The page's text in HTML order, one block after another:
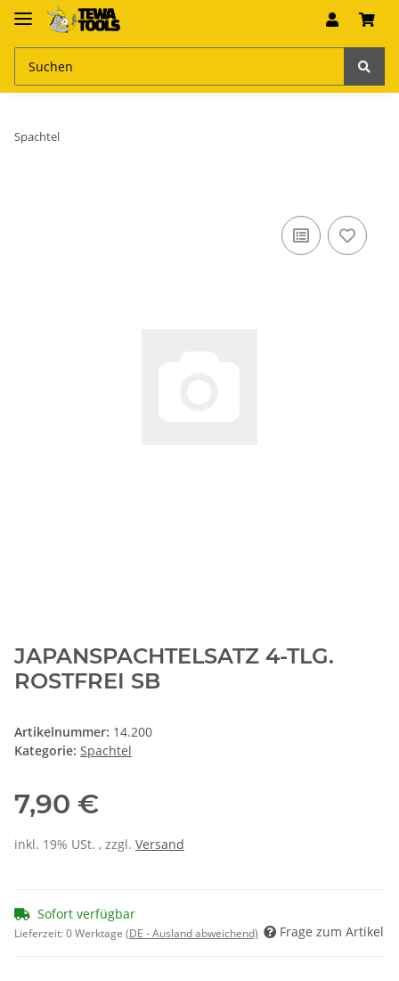
Spachtel
JAPANSPACHTELSATZ 4-TLG.
ROSTFREI SB
Artikelnummer: 14.200
Kategorie: Spachtel
7,90 €
inkl. 19% USt. , zzgl. Versand
Sofort verfügbar
Lieferzeit:0 Werktage (DE - Ausland abweichend) Frage zum Artikel